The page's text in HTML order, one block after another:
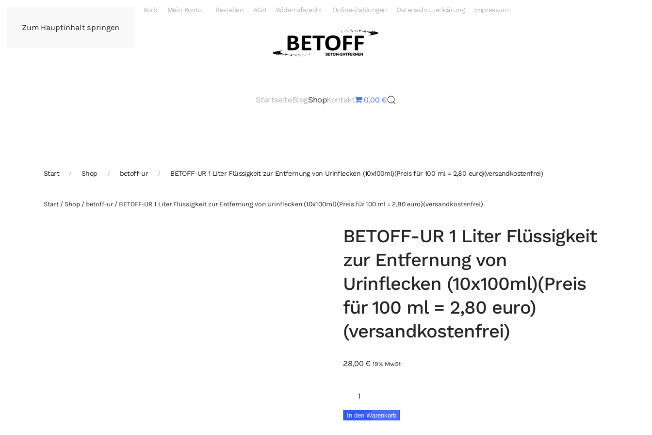
Zum Hauptinhalt springen
Korb Mein Konto Bestellen AGB Widerrufsrecht Online-Zahlungen Datenschutzerklärung Impressum
StartseiteBlogShopKontakt 0,00 €
Start Shop betoff-ur BETOFF-UR 1 Liter Flüssigkeit zur Entfernung von Urinflecken (10x100ml)(Preis für 100 ml = 2,80 euro)(versandkostenfrei)
Start / Shop / betoff-ur / BETOFF-UR 1 Liter Flüssigkeit zur Entfernung von Urinflecken (10x100ml)(Preis für 100 ml = 2,80 euro)(versandkostenfrei)
BETOFF-UR 1 Liter Flüssigkeit
zur Entfernung von
Urinflecken (10x100ml)(Preis
für 100 ml = 2,80 euro)
(versandkostenfrei)
28,00 € 19% MwSt
In den Warenkorb